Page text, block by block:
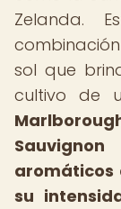
Zelanda.
sol que
cultivo de
aromáticos
su